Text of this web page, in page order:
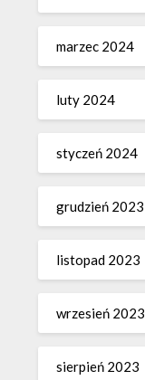
marzec 2024
luty 2024
styczeń 2024
grudzień 2023
listopad 2023
wrzesień 2023
sierpień 2023